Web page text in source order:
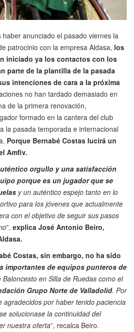
anunciado el pasado viernes la
patrocinio con la empresa Aldasa, los
iniciado ya los contactos con los
parte de la plantilla de la pasada
intenciones de cara a la próxima
no han tardado demasiado en
de la primera renovación,
formado en la cantera del club
la pasada temporada e internacional
Porque Bernabé Costas lucirá un
Amfiv.
orgullo y una satisfacción
porque es un jugador que se
y un auténtico espejo tanto en lo
para los jóvenes que actualmente
con el objetivo de seguir sus pasos
”, explica José Antonio Beiro,
Costas, sin embargo, no ha sido
importantes de equipos punteros de
en Silla de Ruedas como el
Grupo Norte de Valladolid. Por
agradecidos por haber tenido paciencia
solucionase la continuidad del
nuestra oferta”, recalca Beiro.